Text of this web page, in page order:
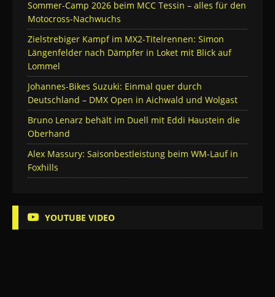
Sommer-Camp 2026 beim MCC Tessin – alles für den
Motocross-Nachwuchs
Zielstrebiger Kampf im MX2-Titelrennen: Simon
Längenfelder nach Dämpfer in Loket mit Blick auf
Lommel
Johannes-Bikes Suzuki: Einmal quer durch
Deutschland – DMX Open in Aichwald und Wolgast
Bruno Lenarz behält im Duell mit Eddi Haustein die
Oberhand
Alex Massury: Saisonbestleistung beim WM-Lauf in
Foxhills
YOUTUBE VIDEO